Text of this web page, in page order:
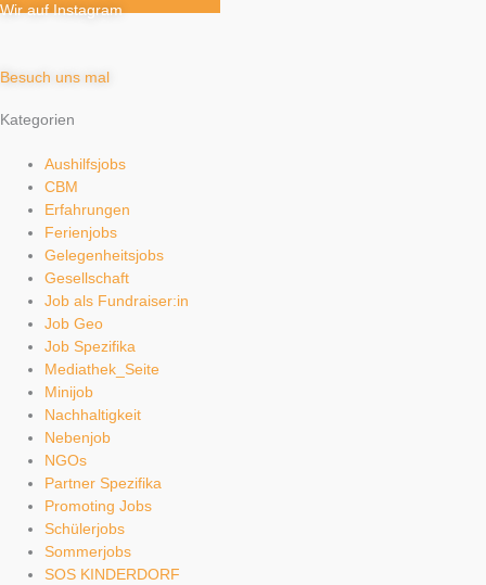
Wir auf Instagram
Besuch uns mal
Kategorien
Aushilfsjobs
CBM
Erfahrungen
Ferienjobs
Gelegenheitsjobs
Gesellschaft
Job als Fundraiser:in
Job Geo
Job Spezifika
Mediathek_Seite
Minijob
Nachhaltigkeit
Nebenjob
NGOs
Partner Spezifika
Promoting Jobs
Schülerjobs
Sommerjobs
SOS KINDERDORF